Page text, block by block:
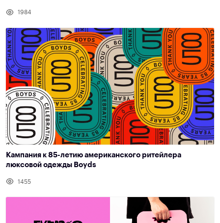
1984
Кампания к 85-летию американского ритейлера
люксовой одежды Boyds
1455